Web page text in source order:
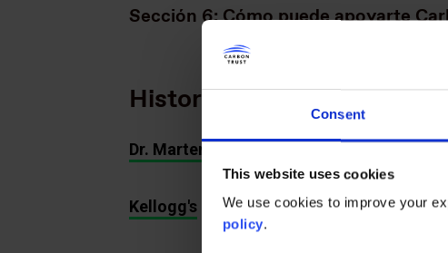
Consent
This website uses cookies
We use cookies to improve your
policy.
Sección 6: Cómo puede apoyarte
Historias con impacto:
Dr. Martens
Kellogg's